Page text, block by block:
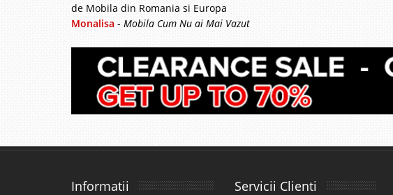
de Mobila din Romania si Europa
Monalisa - Mobila Cum Nu ai Mai Vazut
Informatii Servicii Clienti